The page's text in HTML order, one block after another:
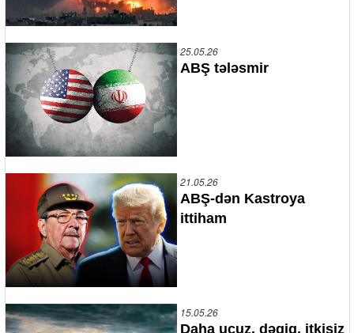
25.05.26
ABŞ tələsmir
21.05.26
ABŞ-dən Kastroya
ittiham
15.05.26
Daha ucuz, dəqiq, itkisiz